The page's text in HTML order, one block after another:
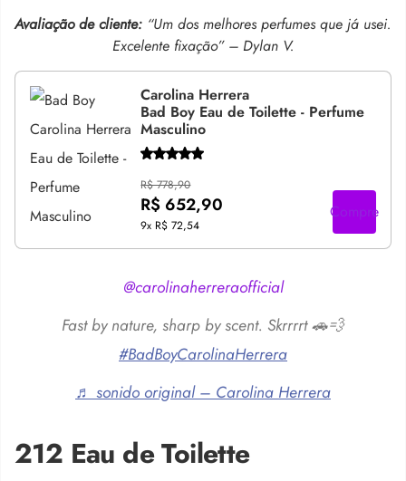
Avaliação de cliente: “Um dos melhores perfumes que já usei.
Excelente fixação” – Dylan V.
Carolina Herrera
Bad Boy Eau de Toilette - Perfume
Masculino
R$ 778,90
R$ 652,90
9x R$ 72,54
Compre
@carolinaherreraofficial
Fast by nature, sharp by scent. Skrrrrt 🚗💨
#BadBoyCarolinaHerrera
♬ sonido original – Carolina Herrera
212 Eau de Toilette